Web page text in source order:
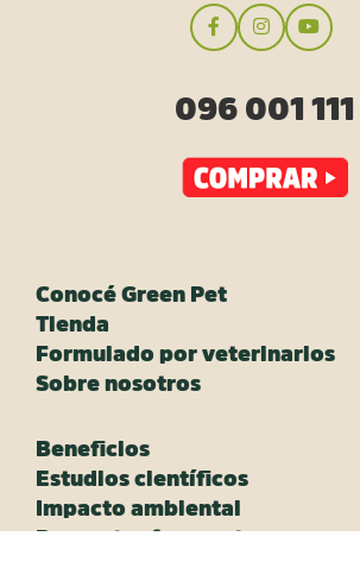
096 001 111
Conocé Green Pet
Tienda
Formulado por veterinarios
Sobre nosotros
Beneficios
Estudios científicos
Impacto ambiental
Preguntas frecuentes